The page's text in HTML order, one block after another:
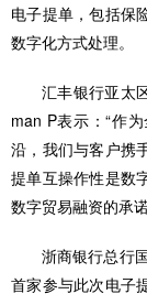
电子提单，包括保
数字化方式处理。
汇丰银行亚太
man P表示：“作
沿，我们与客户携
提单互操作性是数
数字贸易融资的承
浙商银行总行
首家参与此次电子